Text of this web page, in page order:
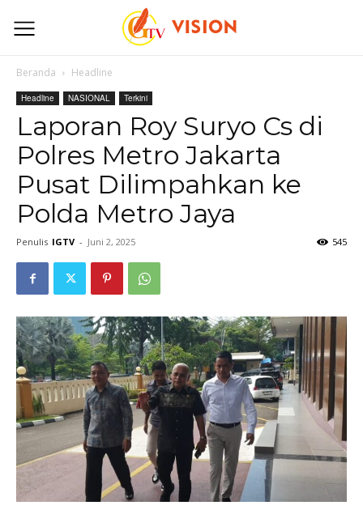
Beranda Headline
Headline NASIONAL Terkini
Laporan Roy Suryo Cs di
Polres Metro Jakarta
Pusat Dilimpahkan ke
Polda Metro Jaya
Penulis IGTV - Juni 2, 2025 545